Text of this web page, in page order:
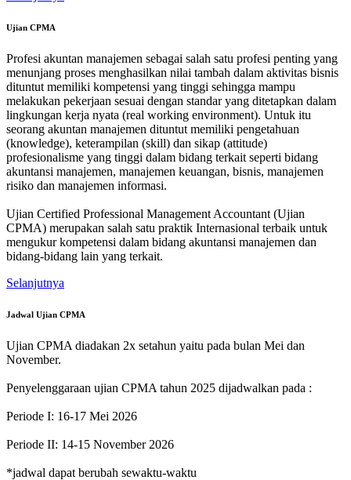
Ujian CPMA
Profesi akuntan manajemen sebagai salah satu profesi penting yang
menunjang proses menghasilkan nilai tambah dalam aktivitas bisnis
dituntut memiliki kompetensi yang tinggi sehingga mampu
melakukan pekerjaan sesuai dengan standar yang ditetapkan dalam
lingkungan kerja nyata (real working environment). Untuk itu
seorang akuntan manajemen dituntut memiliki pengetahuan
(knowledge), keterampilan (skill) dan sikap (attitude)
profesionalisme yang tinggi dalam bidang terkait seperti bidang
akuntansi manajemen, manajemen keuangan, bisnis, manajemen
risiko dan manajemen informasi.
Ujian Certified Professional Management Accountant (Ujian
CPMA) merupakan salah satu praktik Internasional terbaik untuk
mengukur kompetensi dalam bidang akuntansi manajemen dan
bidang-bidang lain yang terkait.
Selanjutnya
Jadwal Ujian CPMA
Ujian CPMA diadakan 2x setahun yaitu pada bulan Mei dan
November.
Penyelenggaraan ujian CPMA tahun 2025 dijadwalkan pada :
Periode I: 16-17 Mei 2026
Periode II: 14-15 November 2026
*jadwal dapat berubah sewaktu-waktu